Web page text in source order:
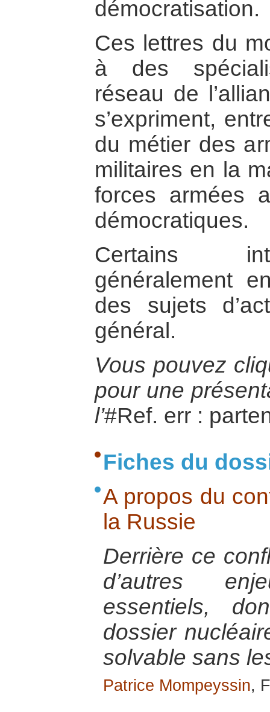
démocratisation.
Ces lettres du
à des
réseau de
s’expriment,
du métier des
militaires en la
forces armées
démocratiques.
Certains
généralement
des sujets
général.
Vous pouvez
pour une
l’#Ref. err :
Fiches du
A propos du
la Russie
Derrière ce
d’autres
essentiels,
dossier
solvable sans
Patrice Mompeyssin,